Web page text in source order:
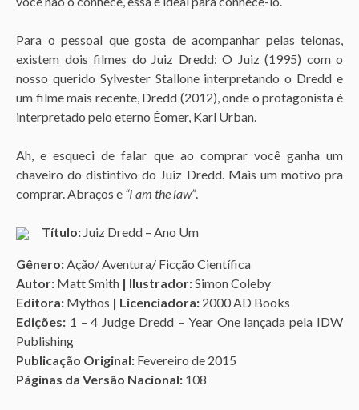
Para o pessoal que gosta de acompanhar pelas telonas,
existem dois filmes do Juiz Dredd: O Juiz (1995) com o
nosso querido Sylvester Stallone interpretando o Dredd e
um filme mais recente, Dredd (2012), onde o protagonista é
interpretado pelo eterno Éomer, Karl Urban.
Ah, e esqueci de falar que ao comprar você ganha um
chaveiro do distintivo do Juiz Dredd. Mais um motivo pra
comprar. Abraços e “I am the law”.
Título: Juiz Dredd – Ano Um
Gênero:Ação/ Aventura/ Ficção Científica
Autor: Matt Smith | Ilustrador:Simon Coleby
Editora: Mythos | Licenciadora: 2000 AD Books
Edições: 1 – 4 Judge Dredd – Year One lançada pela IDW
Publishing
Publicação Original: Fevereiro de 2015
Páginas da Versão Nacional: 108